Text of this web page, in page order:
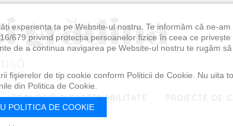
ECOLOGIE ȘI SUSTENABILITATE PROIECTE DE
experiența ta pe Website-ul nostru. Te informăm că ne-am
679 privind protecția persoanelor fizice în ceea ce privește
de a continua navigarea pe Website-ul nostru te rugăm
fişierelor de tip cookie conform Politicii de Cookie. Nu uita
din Politica de Cookie.
POLITICA DE COOKIE